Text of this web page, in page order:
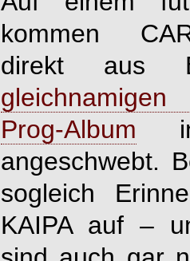
kommen
direkt aus
Prog-Album in
angeschwebt.
sogleich
KAIPA auf –